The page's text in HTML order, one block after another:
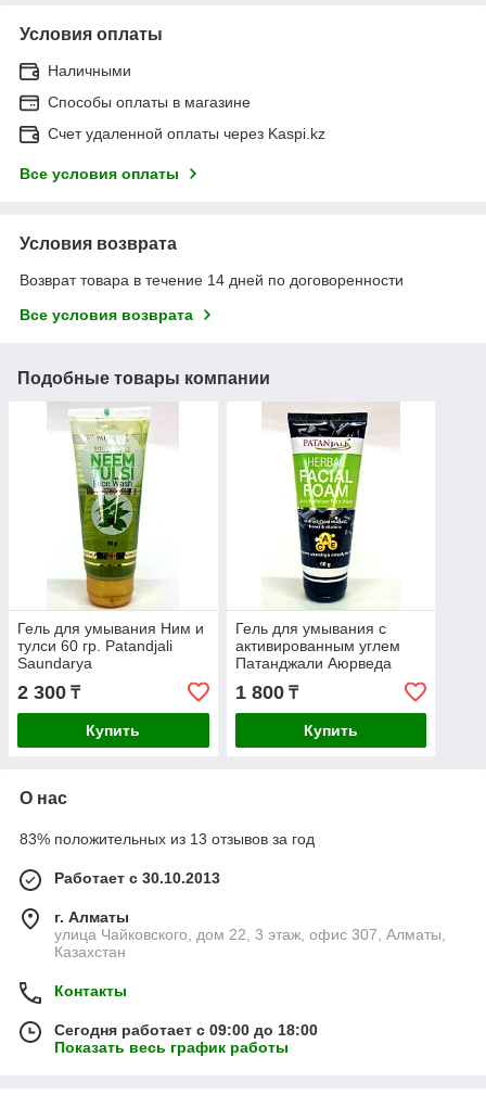
Условия оплаты
Наличными
Способы оплаты в магазине
Счет удаленной оплаты через Kaspi.kz
Все условия оплаты
Условия возврата
Возврат товара в течение 14 дней по договоренности
Все условия возврата
Подобные товары компании
Гель для умывания Ним и
тулси 60 гр. Patandjali
Saundarya
2 300 ₸
Купить
Гель для умывания с
активированным углем
Патанджали Аюрведа
(Divya Patanjali Activated
Carbon Face Foam) 60 гр
1 800₸
Купить
О нас
83% положительных из 13 отзывов за год
Работает с 30.10.2013
г. Алматы
улица Чайковского, дом 22, 3 этаж, офис 307, Алматы,
Казахстан
Контакты
Сегодня работает с 09:00 до 18:00
Показать весь график работы